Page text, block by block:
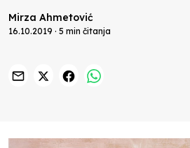
Mirza Ahmetović
16.10.2019 · 5 min čitanja